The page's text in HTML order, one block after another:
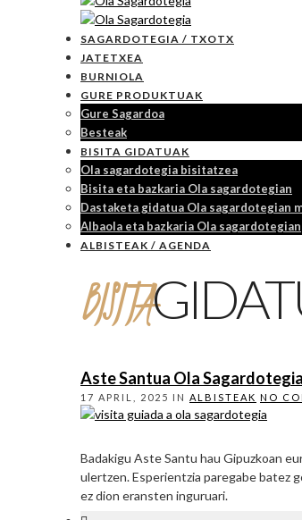
SAGARDOTEGIA / TXOTX
JATETXEA
BURNIOLA
GURE PRODUKTUAK
Gure Sagardoa
Besteak
BISITA GIDATUAK
Ola sagardotegia bisitatzea
Bisita eta bazkaria Ola sagardotegian
Dastaketa gidatua Ola sagardotegian
Albaola eta bazkaria Ola sagardotegian
ALBISTEAK / AGENDA
BISITA
Aste Santua Ola
17 APRIL, 2025 IN ALBISTEAK NO
Badakigu Aste Santu hau Gipuzkoan
ulertzen. Esperientzia paregabe batez
ez dion eransten inguruari.